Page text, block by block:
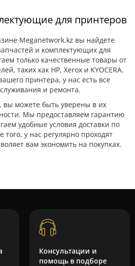
для принтеров
Meganetwork.kz вы найдете
и комплектующих для
только качественные товары от
таких как HP, Xerox и KYOCERA.
принтера, у нас есть все
и ремонта.
вы можете быть уверены в их
Мы предоставляем гарантию
удобные условия доставки по
того, у нас регулярно проходят
вам экономить на покупках.
Консультации и
помощь в подборе